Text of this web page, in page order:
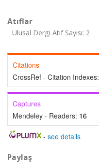
Atıflar
Ulusal Dergi Atıf Sayısı: 2
Citations
CrossRef - Citation Indexes:
Captures
Mendeley - Readers: 16
- see details
Paylaş